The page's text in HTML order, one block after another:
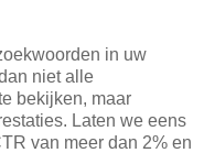
in uw
niet alle
bekijken, maar
Laten we eens
van meer dan 2% en